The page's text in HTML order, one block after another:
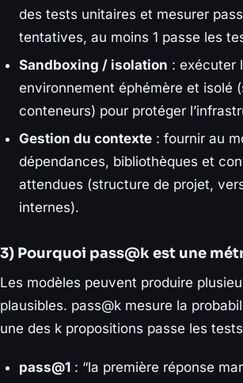
des tests unitaires et mesurer
tentatives, au moins 1 passe les
Sandboxing / isolation : exécuter
environnement éphémère et isolé
conteneurs) pour protéger
Gestion du contexte : fournir au
dépendances, bibliothèques et
attendues (structure de projet,
internes).
3) Pourquoi pass@k est une
Les modèles peuvent produire
plausibles. pass@k mesure la
une des k propositions passe les
pass@1 : “la première réponse